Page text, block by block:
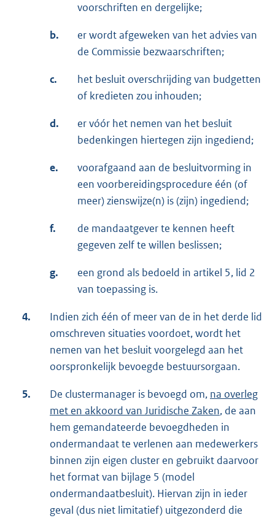
voorschriften en dergelijke;
b.
er wordt afgeweken van het advies van
de Commissie bezwaarschriften;
c.
het besluit overschrijding van budgetten
of kredieten zou inhouden;
d.
er vóór het nemen van het besluit
bedenkingen hiertegen zijn ingediend;
e.
voorafgaand aan de besluitvorming in
een voorbereidingsprocedure één (of
meer) zienswijze(n) is (zijn) ingediend;
f.
de mandaatgever te kennen heeft
gegeven zelf te willen beslissen;
g.
een grond als bedoeld in artikel 5, lid 2
van toepassing is.
4.
Indien zich één of meer van de in het derde lid
omschreven situaties voordoet, wordt het
nemen van het besluit voorgelegd aan het
oorspronkelijk bevoegde bestuursorgaan.
5. De clustermanager is bevoegd om, na overleg
met en akkoord van Juridische Zaken, de aan
hem gemandateerde bevoegdheden in
ondermandaat te verlenen aan medewerkers
binnen zijn eigen cluster en gebruikt daarvoor
het format van bijlage 5 (model
ondermandaatbesluit). Hiervan zijn in ieder
geval (dus niet limitatief) uitgezonderd die